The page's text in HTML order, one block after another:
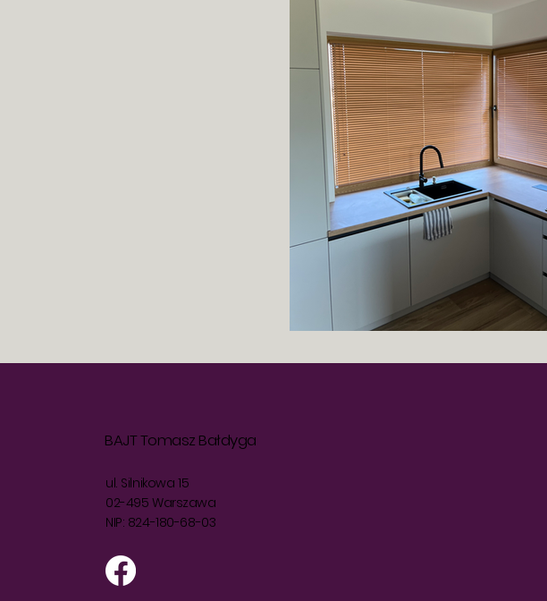
BAJT Tomasz Bałdyga
ul. Silnikowa 15
02-495 Warszawa
NIP: 824-180-68-03